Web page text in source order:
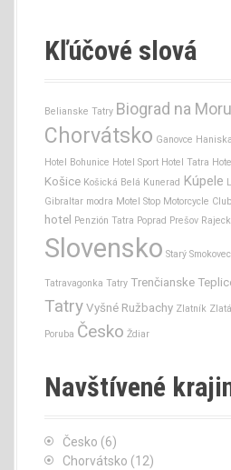
Kľúčové slová
Belianske Tatry Biograd na Moru
Chorvátsko Ganovce Haniska
Hotel Bohunice Hotel Sport Hotel Tatra
Košice Košická Belá Kunerad Kúpele
Gibraltar modra Motel Stop Motorcycle Club
hotel
Penzión Tatra Poprad Prešov
Slovensko Starý Smokovec
Tatravagonka Tatry Trenčianske
Tatry Vyšné Ružbachy Zlatník
Poruba Česko Ždiar
Navštívené
Česko (6)
Chorvátsko (12)